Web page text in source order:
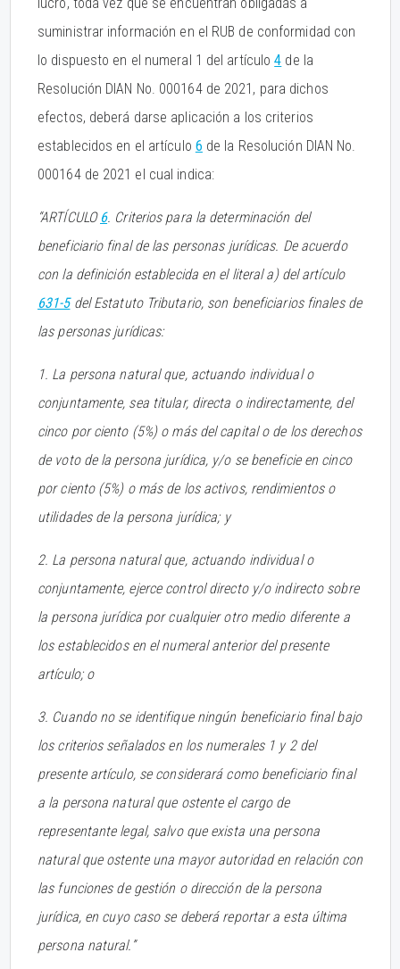
suministrar información en el RUB de conformidad con
lo dispuesto en el numeral 1 del artículo4 de la
Resolución DIAN No. 000164 de 2021, para dichos
efectos, deberá darse aplicación a los criterios
establecidos en el artículo 6 de la Resolución DIAN No.
000164 de 2021 el cual indica:
“ARTÍCULO 6. Criterios para la determinación del
beneficiario final de las personas jurídicas. De acuerdo
con la definición establecida en el literal a) del artículo
631-5del Estatuto Tributario, son beneficiarios finales de
las personas jurídicas:
1. La persona natural que, actuando individual o
conjuntamente, sea titular, directa o indirectamente, del
cinco por ciento (5%) o más del capital o de los derechos
de voto de la persona jurídica, y/o se beneficie en cinco
por ciento (5%) o más de los activos, rendimientos o
utilidades de la persona jurídica; y
2. La persona natural que, actuando individual o
conjuntamente, ejerce control directo y/o indirecto sobre
la persona jurídica por cualquier otro medio diferente a
los establecidos en el numeral anterior del presente
artículo; o
3. Cuando no se identifique ningún beneficiario final bajo
los criterios señalados en los numerales 1 y 2 del
presente artículo, se considerará como beneficiario final
a la persona natural que ostente el cargo de
representante legal, salvo que exista una persona
natural que ostente una mayor autoridad en relación con
las funciones de gestión o dirección de la persona
jurídica, en cuyo caso se deberá reportar a esta última
persona natural.”